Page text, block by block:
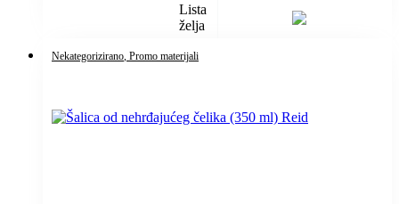
Lista
želja
Nekategorizirano , Promo materijali